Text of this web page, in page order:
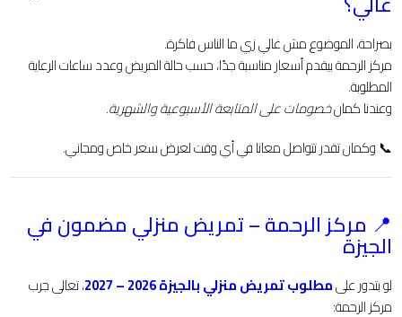
بصراحة، الموضوع مش غالي زي ما الناس فاكرة.
مركز الرحمة بيقدم أسعار مناسبة جدًا، حسب حالة المريض وعدد ساعات الرعاية
المطلوبة.
وعندنا كمانخصومات على المتابعة الأسبوعية والشهرية.
📞 وكمان تقدر تتواصل معانا في أي وقت لعرض سعر خاص ومجاني.
📍 مركز الرحمة – تمريض منزلي مضمون في
الجيزة
لو بتدور علىمطلوب تمريض منزلي بالجيزة 2026 – 2027
، تعالى جرب
مركز الرحمة: